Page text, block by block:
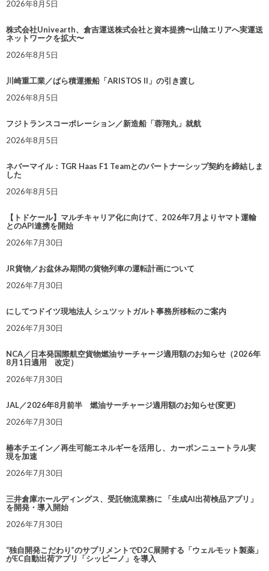
2026年8月5日
株式会社Univearth、倉吉運送株式会社と資本提携〜山陰エリアへ実運送
ネットワークを拡大〜
2026年8月5日
川崎重工業／ばら積運搬船「ARISTOS II」の引き渡し
2026年8月5日
フジトランスコーポレーション／新造船「蓉翔丸」就航
2026年8月5日
ネバーマイル：TGR Haas F1 Teamとのパートナーシップ契約を締結しま
した
2026年8月5日
【トドケール】マルチキャリア化に向けて、2026年7月よりヤマト運輸
とのAPI連携を開始
2026年7月30日
JR貨物／お盆休み期間の貨物列車の運転計画について
2026年7月30日
にしてつドイツ現地法人 シュツットガルト事務所移転のご案内
2026年7月30日
NCA／日本発国際航空貨物燃油サーチャージ適用額のお知らせ（2026年
8月1日適用 改定）
2026年7月30日
JAL／2026年8月前半 燃油サーチャージ適用額のお知らせ(変更)
2026年7月30日
椿本チエイン／再生可能エネルギーを活用し、カーボンニュートラル実
現を加速
2026年7月30日
三井倉庫ホールディングス、受託物流業務に 「生成AI出荷検品アプリ」
を開発・導入開始
2026年7月30日
“独自開発こだわり”のサプリメントでD2C展開する「ウェルモット製薬」
がEC自動出荷アプリ「シッピーノ」を導入